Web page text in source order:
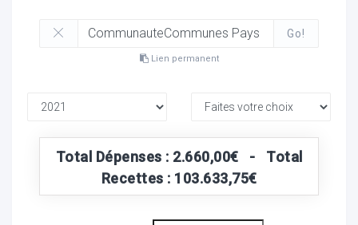
Go!
Lien permanent
Total Dépenses : 2.660,00€ - Total
Recettes : 103.633,75€